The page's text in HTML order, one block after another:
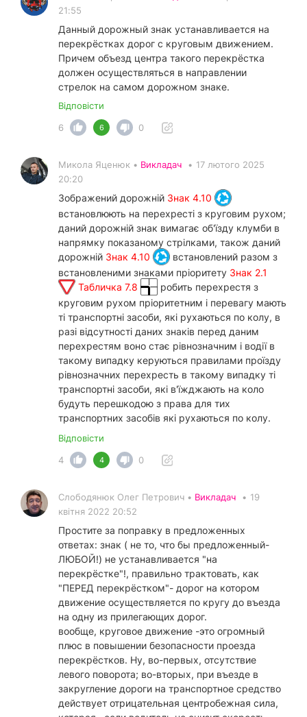
21:55
Данный дорожный знак устанавливается на
перекрёстках дорог с круговым движением.
Причем объезд центра такого перекрёстка
должен осуществляться в направлении
стрелок на самом дорожном знаке.
Відповісти
6
6 0
Микола Яценюк • Викладач • 17 лютого 2025
20:20
Зображений дорожній Знак 4.10
встановлюють на перехресті з круговим рухом;
даний дорожній знак вимагає об'їзду клумби в
напрямку показаному стрілками, також даний
дорожній Знак 4.10
встановлений разом з
встановленими знаками пріоритету Знак 2.1
Табличка 7.8
робить перехрестя з
круговим рухом пріоритетним і перевагу мають
ті транспортні засоби, які рухаються по колу, в
разі відсутності даних знаків перед даним
перехрестям воно стає рівнозначним і водії в
такому випадку керуються правилами проїзду
рівнозначних перехресть в такому випадку ті
транспортні засоби, які в'їжджають на коло
будуть перешкодою з права для тих
транспортних засобів які рухаються по колу.
Відповісти
4
4 0
Слободянюк Олег Петрович • Викладач • 19
квітня 2022 20:52
Простите за поправку в предложенных
ответах: знак ( не то, что бы предложенный-
ЛЮБОЙ!) не устанавливается "на
перекрёстке"!, правильно трактовать, как
"ПЕРЕД перекрёстком"- дорог на котором
движение осуществляется по кругу до въезда
на одну из прилегающих дорог.
вообще, круговое движение -это огромный
плюс в повышении безопасности проезда
перекрёстков. Ну, во-первых, отсутствие
левого поворота; во-вторых, при въезде в
закругление дороги на транспортное средство
действует отрицательная центробежная сила,